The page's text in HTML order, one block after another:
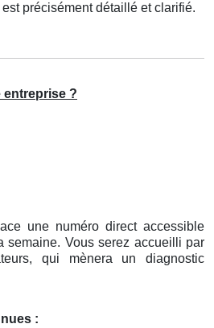
précisément détaillé et clarifié.
?
une numéro direct accessible
semaine. Vous serez accueilli par
qui mènera un diagnostic
: